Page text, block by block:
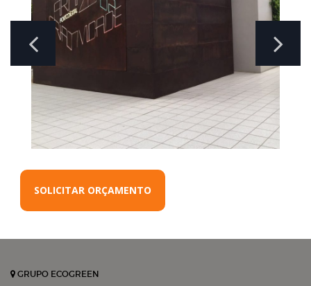
SOLICITAR ORÇAMENTO
GRUPO ECOGREEN